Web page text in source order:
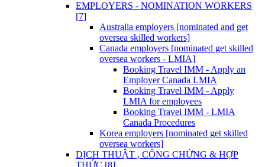
EMPLOYERS - NOMINATION WORKERS
[7]
Australia employers [nominated and get
oversea skilled workers]
Canada employers [nominated get skilled
oversea workers - LMIA]
Booking Travel IMM - Apply an
Employer Canada LMIA
Booking Travel IMM - Apply
LMIA for employees
Booking Travel IMM - LMIA
Canada Procedures
Korea employers [nominated get skilled
oversea workers]
DỊCH THUẬT , CÔNG CHỨNG & HỢP
THỨC [8]